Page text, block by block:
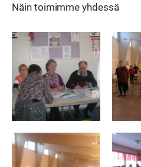
Näin toimimme yhdessä